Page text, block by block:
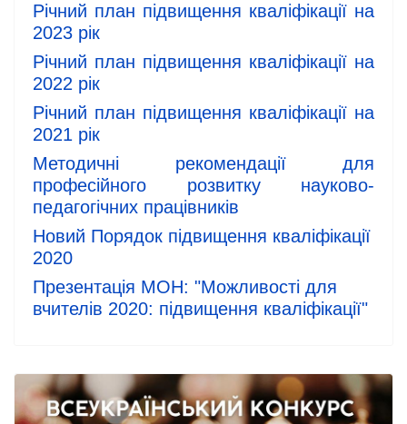
Річний план підвищення кваліфікації на
2023 рік
Річний план підвищення кваліфікації на
2022 рік
Річний план підвищення кваліфікації на
2021 рік
Методичні рекомендації для
професійного розвитку науково-
педагогічних працівників
Новий Порядок підвищення кваліфікації
2020
Презентація МОН: "Можливості для
вчителів 2020: підвищення кваліфікації"